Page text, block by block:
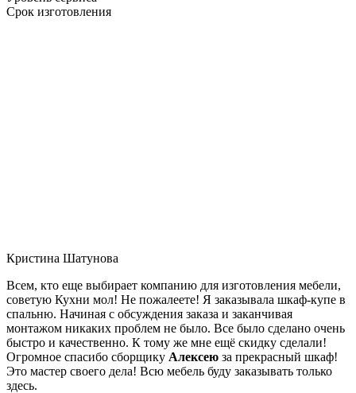
Срок изготовления
Кристина Шатунова
Всем, кто еще выбирает компанию для изготовления мебели,
советую Кухни мол! Не пожалеете! Я заказывала шкаф-купе в
спальню. Начиная с обсуждения заказа и заканчивая
монтажом никаких проблем не было. Все было сделано очень
быстро и качественно. К тому же мне ещё скидку сделали!
Огромное спасибо сборщику Алексею за прекрасный шкаф!
Это мастер своего дела! Всю мебель буду заказывать только
здесь.